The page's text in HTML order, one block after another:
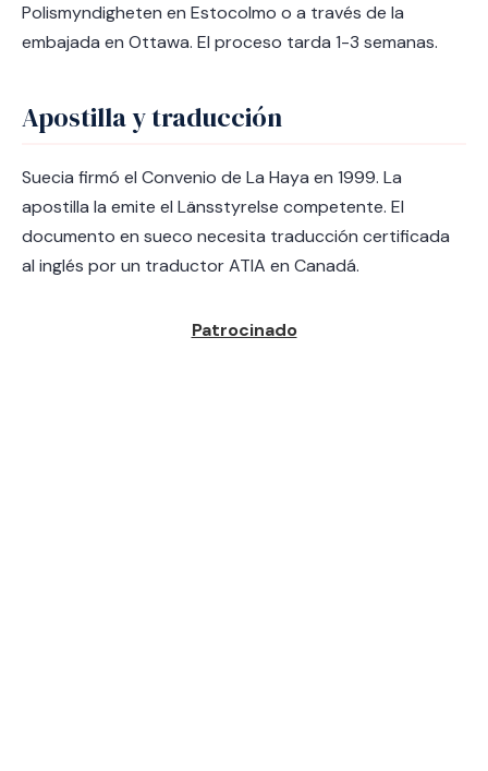
Polismyndigheten en Estocolmo o a través de la
embajada en Ottawa. El proceso tarda 1-3 semanas.
Apostilla y traducción
Suecia firmó el Convenio de La Haya en 1999. La
apostilla la emite el Länsstyrelse competente. El
documento en sueco necesita traducción certificada
al inglés por un traductor ATIA en Canadá.